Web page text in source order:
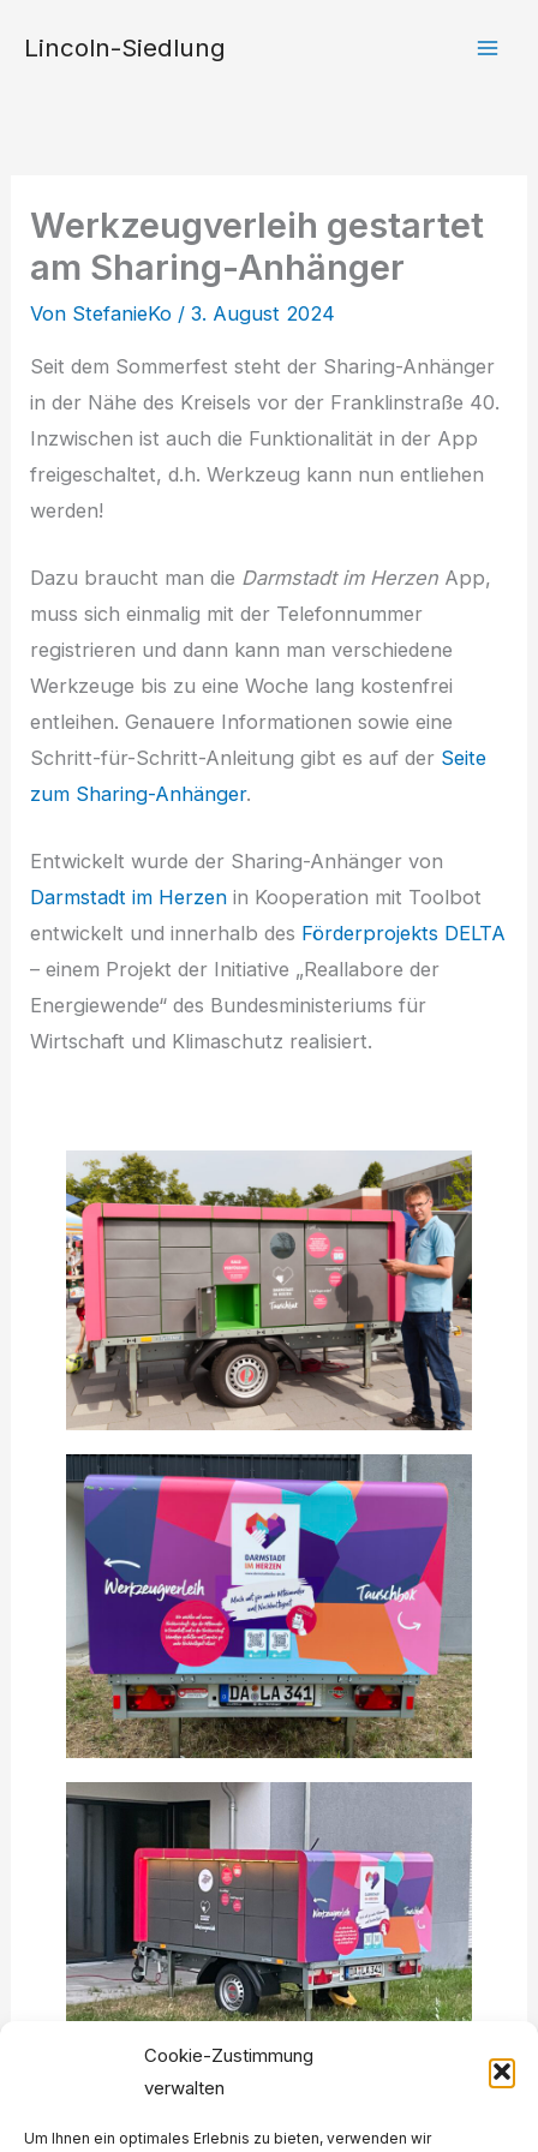
Cookie-Zustimmung
verwalten
Um Ihnen ein optimales Erlebnis zu bieten, verwenden wir
InhaltLincoln-Siedlung
Werkzeugverleih gestartet
am Sharing-Anhänger
Von StefanieKo /3. August 2024
Seit dem Sommerfest steht der Sharing-Anhänger
in der Nähe des Kreisels vor der Franklinstraße 40.
Inzwischen ist auch die Funktionalität in der App
freigeschaltet, d.h. Werkzeug kann nun entliehen
werden!
Dazu braucht man die Darmstadt im Herzen App,
muss sich einmalig mit der Telefonnummer
registrieren und dann kann man verschiedene
Werkzeuge bis zu eine Woche lang kostenfrei
entleihen. Genauere Informationen sowie eine
Schritt-für-Schritt-Anleitung gibt es auf der Seite
zum Sharing-Anhänger.
Entwickelt wurde der Sharing-Anhänger von
Darmstadt im Herzen in Kooperation mit Toolbot
entwickelt und innerhalb des Förderprojekts DELTA
– einem Projekt der Initiative „Reallabore der
Energiewende“ des Bundesministeriums für
Wirtschaft und Klimaschutz realisiert.